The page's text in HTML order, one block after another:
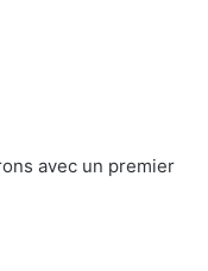
avec un premier